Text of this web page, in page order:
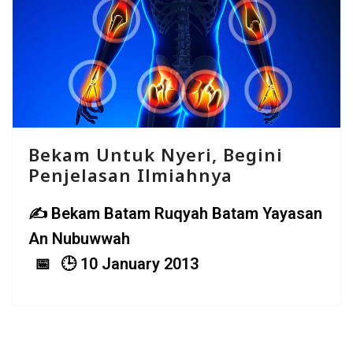
Bekam Untuk Nyeri, Begini
Penjelasan Ilmiahnya
Bekam Batam Ruqyah Batam Yayasan
An Nubuwwah
10 January 2013